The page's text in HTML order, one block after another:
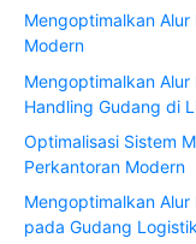
Mengoptimalkan
Modern
Mengoptimalkan
Handling Gudang di
Optimalisasi Sistem
Perkantoran Modern
Mengoptimalkan
pada Gudang